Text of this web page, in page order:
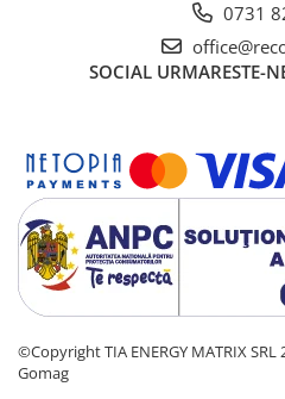
0731
SOCIAL URMARESTE-
©Copyright TIA ENERGY MATRIX SRL
Gomag